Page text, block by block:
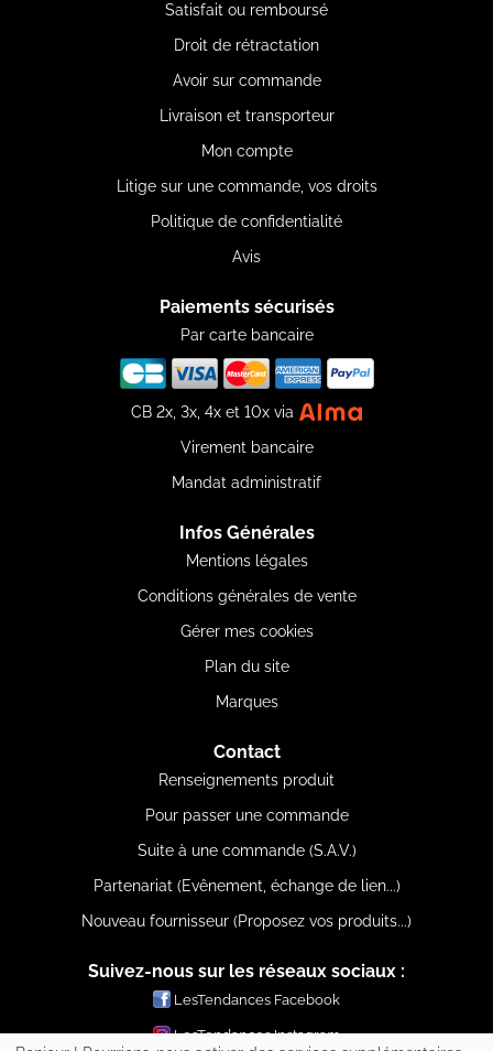
Satisfait ou remboursé
Droit de rétractation
Avoir sur commande
Livraison et transporteur
Mon compte
Litige sur une commande, vos droits
Politique de confidentialité
Avis
Paiements sécurisés
Par carte bancaire
CB 2x, 3x, 4x et 10x via
Virement bancaire
Mandat administratif
Infos Générales
Mentions légales
Conditions générales de vente
Gérer mes cookies
Plan du site
Marques
Contact
Renseignements produit
Pour passer une commande
Suite à une commande (S.A.V.)
Partenariat (Evênement, échange de lien...)
Nouveau fournisseur (Proposez vos produits...)
Suivez-nous sur les réseaux sociaux :
LesTendances Facebook
LesTendances Instagram